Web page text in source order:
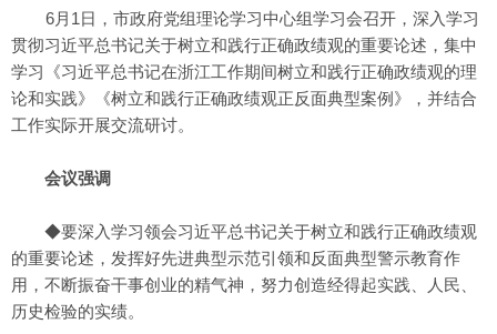
6月1日，市政府党组理论学习中心组学习会召开，深入学习
贯彻习近平总书记关于树立和践行正确政绩观的重要论述，集中
学习《习近平总书记在浙江工作期间树立和践行正确政绩观的理
论和实践》《树立和践行正确政绩观正反面典型案例》，并结合
工作实际开展交流研讨。
会议强调
◆要深入学习领会习近平总书记关于树立和践行正确政绩观
的重要论述，发挥好先进典型示范引领和反面典型警示教育作
用，不断振奋干事创业的精气神，努力创造经得起实践、人民、
历史检验的实绩。